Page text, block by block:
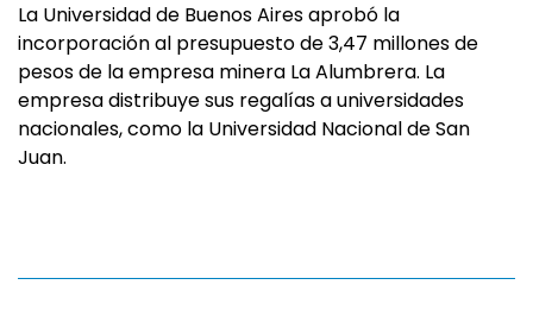
La Universidad de Buenos Aires aprobó la
incorporación al presupuesto de 3,47 millones de
pesos de la empresa minera La Alumbrera. La
empresa distribuye sus regalías a universidades
nacionales, como la Universidad Nacional de San
Juan.